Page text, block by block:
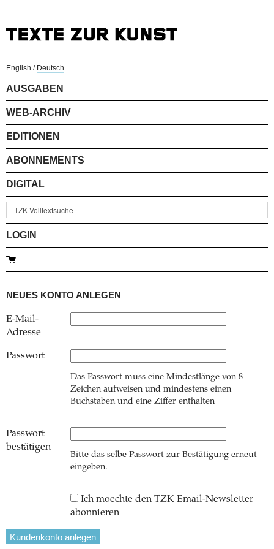
English / Deutsch
AUSGABEN
WEB-ARCHIV
EDITIONEN
ABONNEMENTS
DIGITAL
LOGIN
NEUES KONTO ANLEGEN
E-Mail-
Adresse
Passwort
Das Passwort muss eine Mindestlänge von 8
Zeichen aufweisen und mindestens einen
Buchstaben und eine Ziffer enthalten
Passwort
bestätigen
Bitte das selbe Passwort zur Bestätigung erneut
eingeben.
Ich moechte den TZK Email-Newsletter
abonnieren